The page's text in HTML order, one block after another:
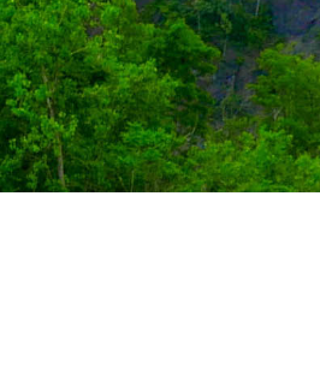
Main
navigation